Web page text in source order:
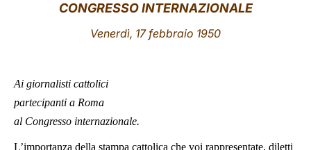
CONGRESSO INTERNAZIONALE
Venerdì, 17 febbraio 1950
Ai giornalisti cattolici
partecipanti a Roma
al Congresso internazionale.
L’importanza della stampa cattolica che voi rappresentate, diletti